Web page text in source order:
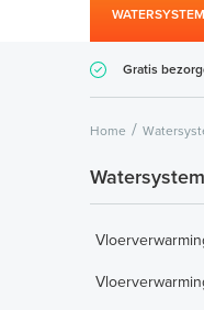
Gratis
Home